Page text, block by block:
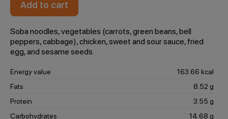
Add to cart
Soba noodles, vegetables (carrots, green beans, bell
peppers, cabbage), chicken, sweet and sour sauce, fried
egg, and sesame seeds.
Energy value
163.66 kcal
Fats
8.52 g
Protein
3.55 g
Carbohydrates
14.68 g